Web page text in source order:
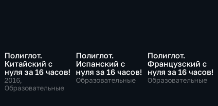
Полиглот.
Китайский с
нуля за 16 часов!
2016,
Образовательные
Полиглот.
Испанский с
нуля за 16 часов!
Образовательные
Полиглот.
Французский с
нуля за 16 часов!
Образовательные